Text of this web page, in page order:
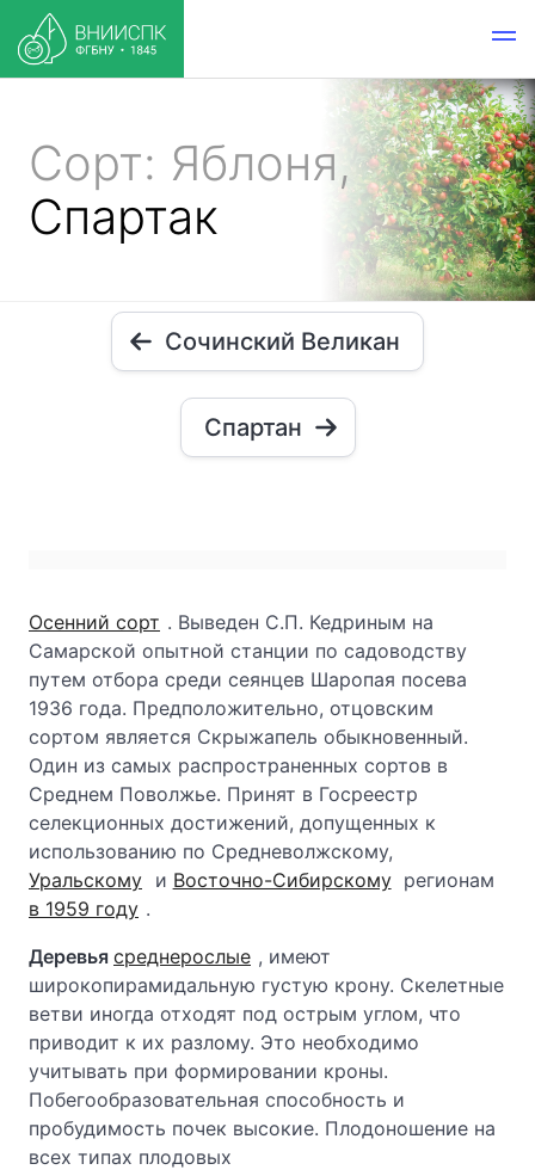
Сорт: Яблоня,
Спартак
Сочинский Великан
Спартан
Осенний сорт . Выведен С.П. Кедриным на
Самарской опытной станции по садоводству
путем отбора среди сеянцев Шаропая посева
1936 года. Предположительно, отцовским
сортом является Скрыжапель обыкновенный.
Один из самых распространенных сортов в
Среднем Поволжье. Принят в Госреестр
селекционных достижений, допущенных к
использованию по Средневолжскому,
Уральскому и Восточно-Сибирскому регионам
в 1959 году .
Деревья среднерослые , имеют
широкопирамидальную густую крону. Скелетные
ветви иногда отходят под острым углом, что
приводит к их разлому. Это необходимо
учитывать при формировании кроны.
Побегообразовательная способность и
пробудимость почек высокие. Плодоношение на
всех типах плодовых